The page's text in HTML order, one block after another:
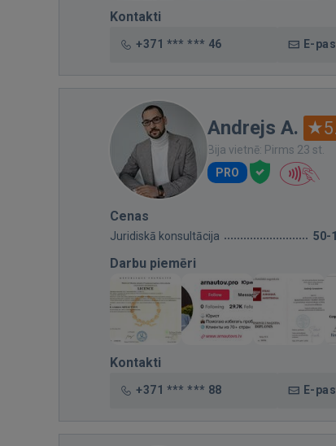
Kontakti
+371 *** *** 46 E-
Andrejs A.
Bija vietnē: Pirms 23 st.
PRO
Cenas
Juridiskā konsultācija 50-
Darbu piemēri
Kontakti
+371 *** *** 88 E-